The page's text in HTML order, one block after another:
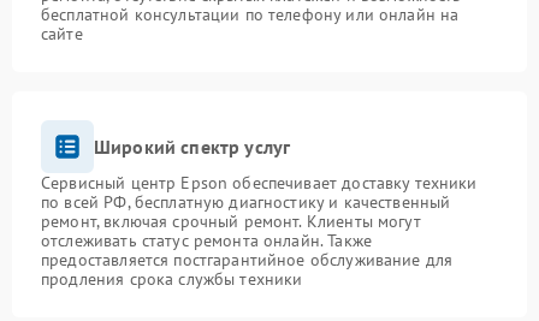
бесплатной консультации по телефону или онлайн на
сайте
Широкий спектр услуг
Сервисный центр Epson обеспечивает доставку техники
по всей РФ, бесплатную диагностику и качественный
ремонт, включая срочный ремонт. Клиенты могут
отслеживать статус ремонта онлайн. Также
предоставляется постгарантийное обслуживание для
продления срока службы техники